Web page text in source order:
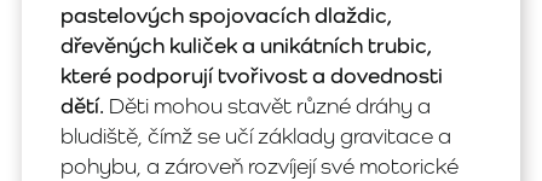
pastelových spojovacích dlaždic,
dřevěných kuliček a unikátních trubic,
které podporují tvořivost a dovednosti
dětí. Děti mohou stavět různé dráhy a
bludiště, čímž se učí základy gravitace a
pohybu, a zároveň rozvíjejí své motorické